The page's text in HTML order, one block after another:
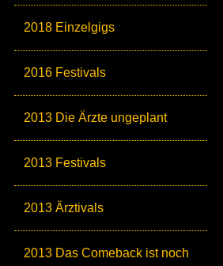
2018 Einzelgigs
2016 Festivals
2013 Die Ärzte ungeplant
2013 Festivals
2013 Ärztivals
2013 Das Comeback ist noch